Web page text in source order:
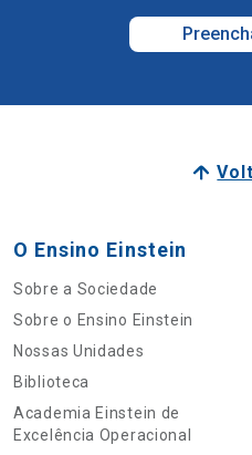
O Ensino Einstein
Sobre a Sociedade
Sobre o Ensino Einstein
Nossas Unidades
Biblioteca
Academia Einstein de
Excelência Operacional